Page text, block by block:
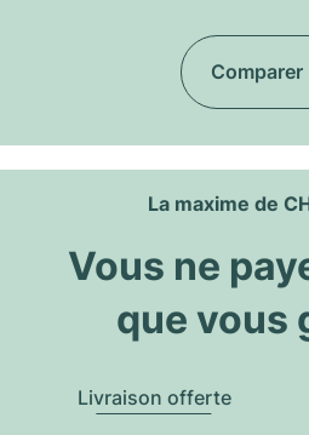
Comparer
La maxime de
Vous ne
que vous
Livraison offerte